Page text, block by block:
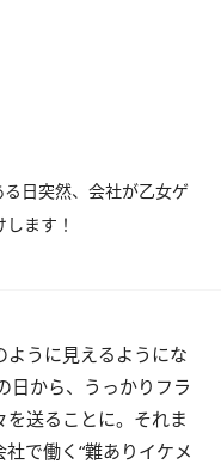
日突然、会社が乙女ゲ
ます！
ように見えるようにな
日から、うっかりフラ
送ることに。それま
で働く“難ありイケメ